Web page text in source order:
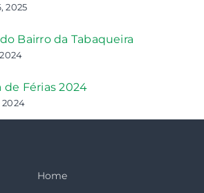
2025
Bairro da Tabaqueira
de Férias 2024
Home